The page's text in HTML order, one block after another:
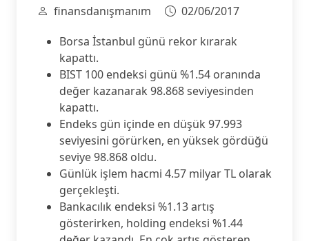
finansdanışmanım
02/06/2017
Borsa İstanbul günü rekor kırarak
kapattı.
BIST 100 endeksi günü %1.54 oranında
değer kazanarak 98.868 seviyesinden
kapattı.
Endeks gün içinde en düşük 97.993
seviyesini görürken, en yüksek gördüğü
seviye 98.868 oldu.
Günlük işlem hacmi 4.57 milyar TL olarak
gerçekleşti.
Bankacılık endeksi %1.13 artış
gösterirken, holding endeksi %1.44